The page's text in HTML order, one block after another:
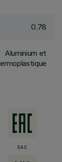
0.78
Aluminium et
EAC